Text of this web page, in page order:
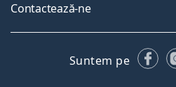
Contactează-ne
Suntem pe